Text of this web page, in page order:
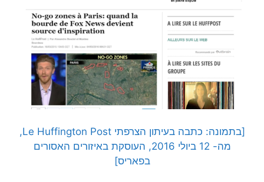
[בתמונה: כתבה בעיתון הצרפתי Le Huffington Post,
מה- 12 ביולי 2016, העוסקת באיזורים האסורים
בפאריס]